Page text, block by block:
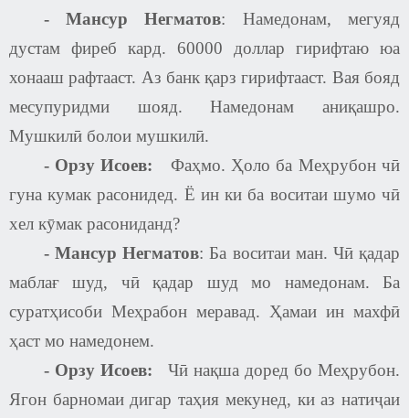
-Мансур Негматов:
Намедонам, мегуяд
дустам фиреб кард. 60000 доллар гирифтаю юа
хонааш рафтааст. Аз банк қарз гирифтааст. Вая бояд
месупуридми шояд. Намедонам аниқашро.
Мушкилӣ болои мушкилӣ.
- Орзу Исоев: Фаҳмо. Ҳоло ба Меҳрубон чӣ
гуна кумак расонидед. Ё ин ки ба воситаи шумо чӣ
хел кӯмак расониданд?
- Мансур Негматов: Ба воситаи ман. Чӣ қадар
маблағ шуд, чӣ қадар шуд мо намедонам. Ба
суратҳисоби Меҳрабон меравад. Ҳамаи ин махфӣ
ҳаст мо намедонем.
- Орзу Исоев: Чӣ нақша доред бо Меҳрубон.
Ягон барномаи дигар таҳия мекунед, ки аз натиҷаи